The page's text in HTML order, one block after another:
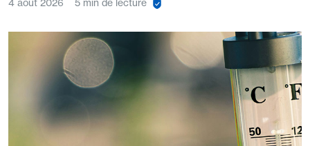
4 août 2026 5 min de lecture